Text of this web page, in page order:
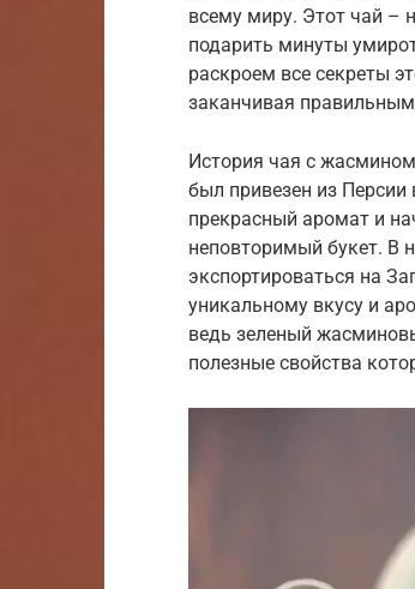
всему миру. Этот чай –
подарить минуты
раскроем все секреты
заканчивая
История чая с
был привезен из
прекрасный аромат и
неповторимый букет. В
экспортироваться на
уникальному вкусу и
ведь зеленый
полезные свойства